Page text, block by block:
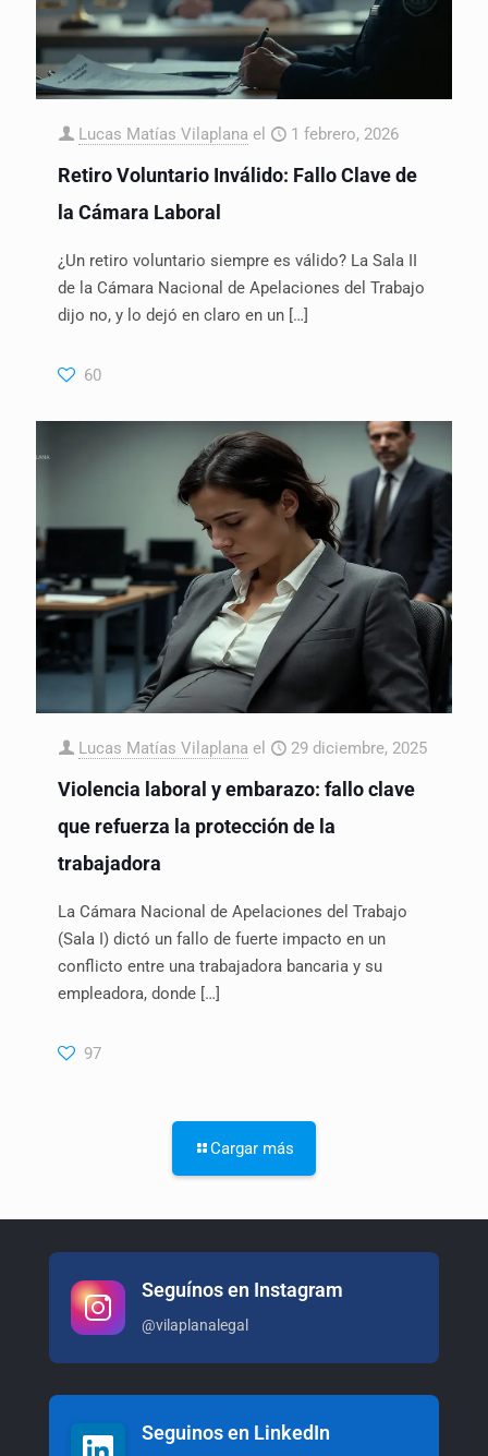
Lucas Matías Vilaplana el 1 febrero, 2026
Retiro Voluntario Inválido: Fallo Clave de
la Cámara Laboral
¿Un retiro voluntario siempre es válido? La Sala II
de la Cámara Nacional de Apelaciones del Trabajo
dijo no, y lo dejó en claro en un […]
60
Lucas Matías Vilaplana el 29 diciembre, 2025
Violencia laboral y embarazo: fallo clave
que refuerza la protección de la
trabajadora
La Cámara Nacional de Apelaciones del Trabajo
(Sala I) dictó un fallo de fuerte impacto en un
conflicto entre una trabajadora bancaria y su
empleadora, donde […]
97
Cargar más
Seguínos en Instagram
@vilaplanalegal
Seguinos en LinkedIn